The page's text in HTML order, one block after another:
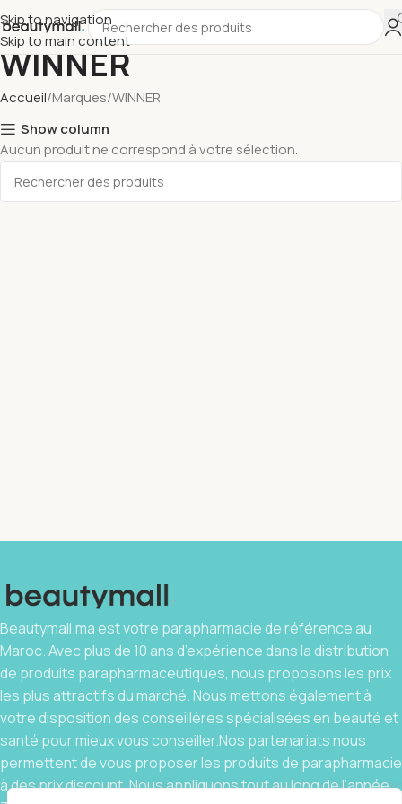
Skip to navigation
Skip to main content
WINNER
Accueil Marques WINNER
Show column
Aucun produit ne correspond à votre sélection.
Beautymall.ma est votre parapharmacie de référence au
Maroc. Avec plus de 10 ans d’expérience dans la distribution
de produits parapharmaceutiques, nous proposons les prix
les plus attractifs du marché. Nous mettons également à
votre disposition des conseillères spécialisées en beauté et
santé pour mieux vous conseiller.Nos partenariats nous
permettent de vous proposer les produits de parapharmacie
à des prix discount. Nous appliquons tout au long de l’année